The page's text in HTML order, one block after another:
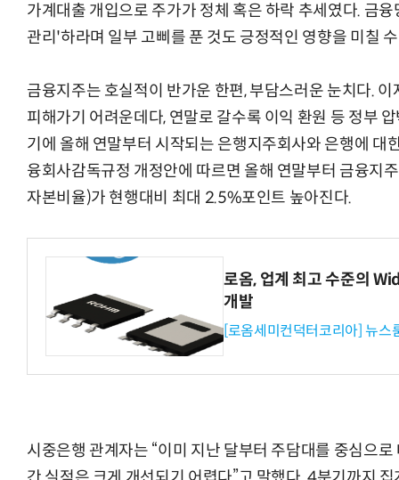
가계대출 개입으로 주가가 정체 혹은 하락 추세였다. 금
관리'하라며 일부 고삐를 푼 것도 긍정적인 영향을 미칠
금융지주는 호실적이 반가운 한편, 부담스러운 눈치다.
피해가기 어려운데다, 연말로 갈수록 이익 환원 등 정부
기에 올해 연말부터 시작되는 은행지주회사와 은행에 대
융회사감독규정 개정안에 따르면 올해 연말부터 금융지
자본비율)가 현행대비 최대 2.5%포인트 높아진다.
로옴, 업계 최고 수준의
개발
[로옴세미컨덕터코리아] 뉴스
시중은행 관계자는 “이미 지난 달부터 주담대를 중심으
거미줄 쏘